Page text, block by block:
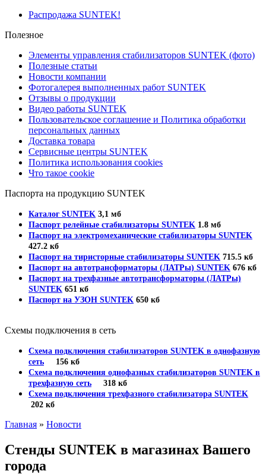
Распродажа SUNTEK!
Полезное
Элементы управления стабилизаторов SUNTEK (фото)
Полезные статьи
Новости компании
Фотогалерея выполненных работ SUNTEK
Отзывы о продукции
Видео работы SUNTEK
Пользовательское соглашение и Политика обработки
персональных данных
Доставка товара
Сервисные центры SUNTEK
Политика использования cookies
Что такое cookie
Паспорта на продукцию SUNTEK
Каталог SUNTEK 3,1 мб
Паспорт релейные стабилизаторы SUNTEK 1.8 мб
Паспорт на электромеханические стабилизаторы SUNTEK
427.2 кб
Паспорт на тиристорные стабилизаторы SUNTEK 715.5 кб
Паспорт на автотрансформаторы (ЛАТРы) SUNTEK 676 кб
Паспорт на трехфазные автотрансформаторы (ЛАТРы)
SUNTEK 651 кб
Паспорт на УЗОН SUNTEK 650 кб
Схемы подключения в сеть
Схема подключения стабилизаторов SUNTEK в однофазную
сеть 156 кб
Схема подключения однофазных стабилизаторов SUNTEK в
трехфазную сеть 318 кб
Схема подключения трехфазного стабилизатора SUNTEK
202 кб
Главная » Новости
Стенды SUNTEK в магазинах Вашего
города